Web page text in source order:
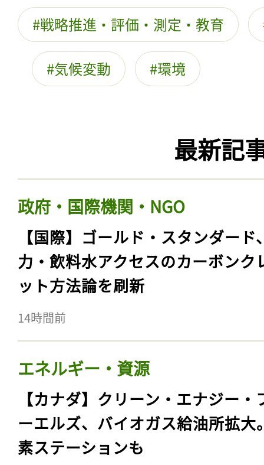
戦略推進・評価・測定・教育
気候変動 環境
最新記
政府・国際機関・NGO
【国際】ゴールド・スタンダード
力・飲料水アクセスのカーボンク
ット方法論を刷新
14時間前
エネルギー・資源
【カナダ】クリーン・エナジー・
ーエルズ、バイオガス給油所拡大
素ステーションも